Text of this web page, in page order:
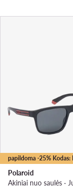
papildoma -25% Kodas:
Polaroid
Akiniai nuo saulės ·